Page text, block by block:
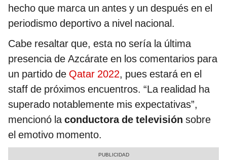
hecho que marca un antes y un después en el
periodismo deportivo a nivel nacional.
Cabe resaltar que, esta no sería la última
presencia de Azcárate en los comentarios para
un partido de Qatar 2022, pues estará en el
staff de próximos encuentros. “La realidad ha
superado notablemente mis expectativas”,
mencionó laconductora de televisión sobre
el emotivo momento.